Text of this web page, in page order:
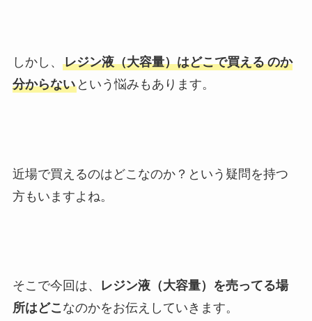
しかし、 レジン液（大容量）はどこで買える のか
分からないという悩みもあります。
近場で買えるのはどこなのか？という疑問を持つ
方もいますよね。
そこで今回は、
レジン液（大容量）を売ってる場
所はどこなのかをお伝えしていきます。